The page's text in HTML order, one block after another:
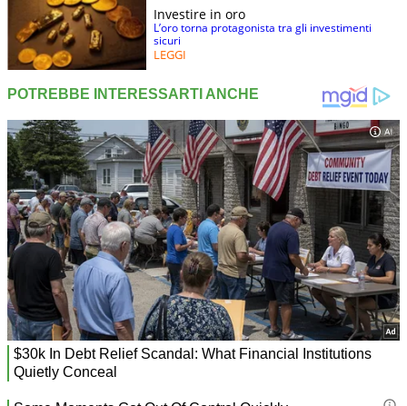
Investire in oro
L’oro torna protagonista tra gli investimenti
sicuri
LEGGI